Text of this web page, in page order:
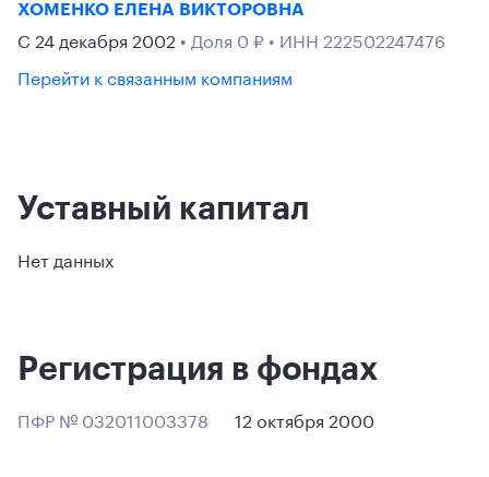
ХОМЕНКО ЕЛЕНА ВИКТОРОВНА
С 24 декабря 2002 • Доля 0 ₽ • ИНН 222502247476
Перейти к связанным компаниям
Уставный капитал
Нет данных
Регистрация в фондах
ПФР № 032011003378 12 октября 2000